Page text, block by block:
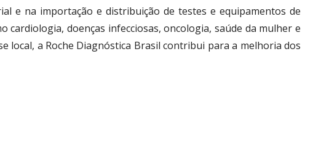
e na importação e distribuição de testes e equipamentos de
doenças infecciosas, oncologia, saúde da mulher e
local, a Roche Diagnóstica Brasil contribui para a melhoria dos